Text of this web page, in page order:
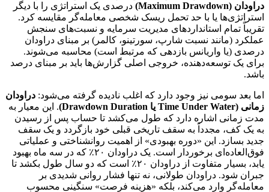
دراودان (Maximum Drawdown)
درصدی یک استراتژی را با دیگر
استراتژی‌ها یا با حد تحمل ریسک شخصی معامله‌گر مقایسه کرد.
تقریباً تمام استانداردهای مدیریت سرمایه و نسبت‌های سنجش
عملکرد (مانند نسبت شارپ، سورتینو، کالمر) بر مبنای دراودان
درصدی (یا واریانس بازدهی که مرتبط است) محاسبه می‌شوند.
برای یک توسعه‌دهنده، خروجی اصلی گزارش‌ها باید بر مبنای درصد
باشد.
اما بعد سومی نیز وجود دارد که اغلب نادیده گرفته می‌شود: دراودان
زمانی (Time Under Water یا Drawdown Duration)
. این معیار به
مدت زمانی اشاره دارد که طول می‌کشد تا حساب پس از رسیدن
به یک کف، مجدداً به سقف تاریخی قبلی خود بازگردد و یک سقف
جدید بسازد. این «دوره بهبودی» از اهمیت روانشناختی و عملیاتی
فوق‌العاده‌ای برخوردار است. یک دراودان ۲۰٪ که در سه ماه بهبود
یابد، بسیار متفاوت از دراودان ۲۰٪ است که دو سال طول بکشد تا
جبران شود. دراودان طولانی، نه تنها فشار روانی شدیدی بر
معامله‌گر وارد می‌کند، بلکه «هزینه فرصت» سنگینی محسوب